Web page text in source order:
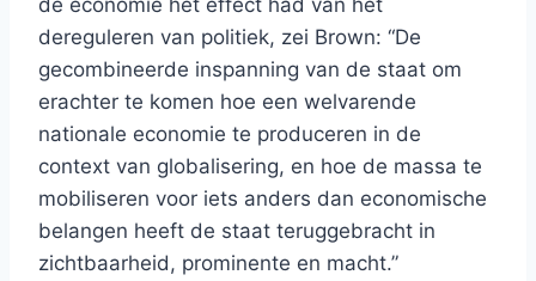
de economie het effect had van het
dereguleren van politiek, zei Brown: “De
gecombineerde inspanning van de staat om
erachter te komen hoe een welvarende
nationale economie te produceren in de
context van globalisering, en hoe de massa te
mobiliseren voor iets anders dan economische
belangen heeft de staat teruggebracht in
zichtbaarheid, prominente en macht.”